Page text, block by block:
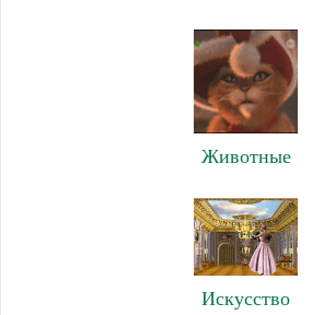
Животные
Искусство